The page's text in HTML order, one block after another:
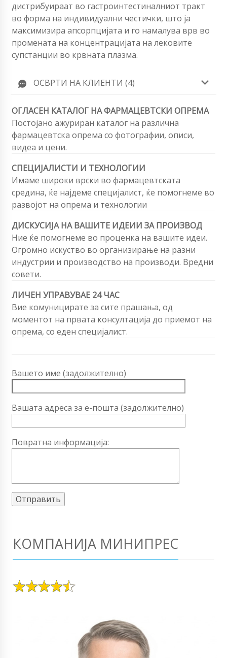
дистрибуираат во гастроинтестиналниот тракт
во форма на индивидуални честички, што ја
максимизира апсорпцијата и го намалува врв во
промената на концентрацијата на лековите
супстанции во крвната плазма.
ОСВРТИ НА КЛИЕНТИ (4)
ОГЛАСЕН КАТАЛОГ НА ФАРМАЦЕВТСКИ ОПРЕМА
Постојано ажуриран каталог на различна
фармацевтска опрема со фотографии, описи,
видеа и цени.
СПЕЦИЈАЛИСТИ И ТЕХНОЛОГИИ
Имаме широки врски во фармацевтската
средина, ќе најдеме специјалист, ќе помогнеме во
развојот на опрема и технологии
ДИСКУСИЈА НА ВАШИТЕ ИДЕИИ ЗА ПРОИЗВОД
Ние ќе помогнеме во проценка на вашите идеи.
Огромно искуство во организирање на разни
индустрии и производство на производи. Вредни
совети.
ЛИЧЕН УПРАВУВАЕ 24 ЧАС
Вие комуницирате за сите прашања, од
моментот на првата консултација до приемот на
опрема, со еден специјалист.
Вашето име (задолжително)
Вашата адреса за е-пошта (задолжително)
Повратна информација:
КОМПАНИЈА МИНИПРЕС